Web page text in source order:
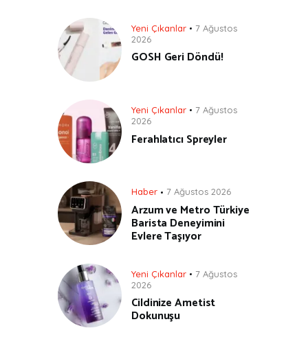
Yeni Çıkanlar
7 Ağustos
2026
GOSH Geri Döndü!
Yeni Çıkanlar
7 Ağustos
2026
Ferahlatıcı Spreyler
Haber 7 Ağustos 2026
Arzum ve Metro Türkiye
Barista Deneyimini
Evlere Taşıyor
Yeni Çıkanlar
7 Ağustos
2026
Cildinize Ametist
Dokunuşu